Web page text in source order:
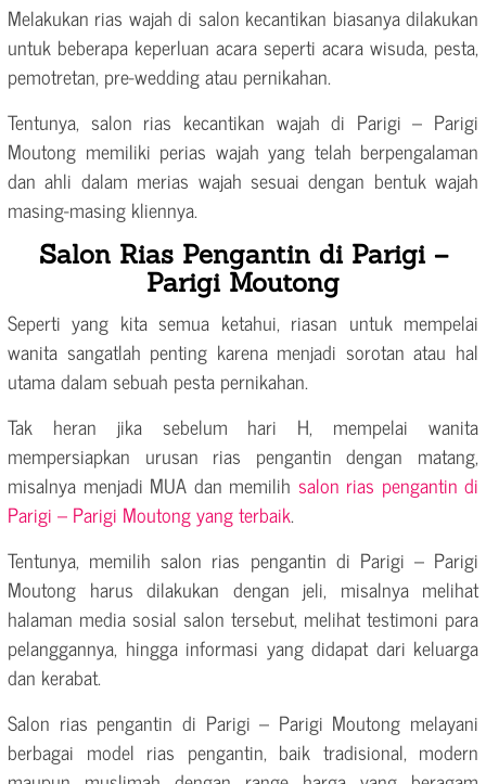
Melakukan rias wajah di salon kecantikan biasanya dilakukan
untuk beberapa keperluan acara seperti acara wisuda, pesta,
pemotretan, pre-wedding atau pernikahan.
Tentunya, salon rias kecantikan wajah di Parigi – Parigi
Moutong memiliki perias wajah yang telah berpengalaman
dan ahli dalam merias wajah sesuai dengan bentuk wajah
masing-masing kliennya.
Salon Rias Pengantin di Parigi –
Parigi Moutong
Seperti yang kita semua ketahui, riasan untuk mempelai
wanita sangatlah penting karena menjadi sorotan atau hal
utama dalam sebuah pesta pernikahan.
Tak heran jika sebelum hari H, mempelai wanita
mempersiapkan urusan rias pengantin dengan matang,
misalnya menjadi MUA dan memilih salon rias pengantin di
Parigi – Parigi Moutong yang terbaik.
Tentunya, memilih salon rias pengantin di Parigi – Parigi
Moutong harus dilakukan dengan jeli, misalnya melihat
halaman media sosial salon tersebut, melihat testimoni para
pelanggannya, hingga informasi yang didapat dari keluarga
dan kerabat.
Salon rias pengantin di Parigi – Parigi Moutong melayani
berbagai model rias pengantin, baik tradisional, modern